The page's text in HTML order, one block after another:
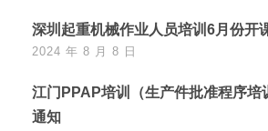
深圳起重机械作业人员培训6月份开
2024 年 8 月 8 日
江门PPAP培训（生产件批准程序培
通知